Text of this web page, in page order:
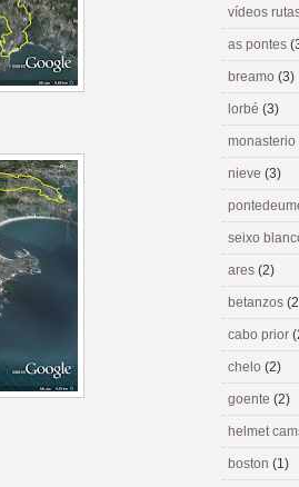
vídeos
as pontes
breamo (3)
lorbé (3)
nieve (3)
seixo
ares (2)
betanzos
cabo prior
chelo (2)
goente (2)
helmet
boston (1)